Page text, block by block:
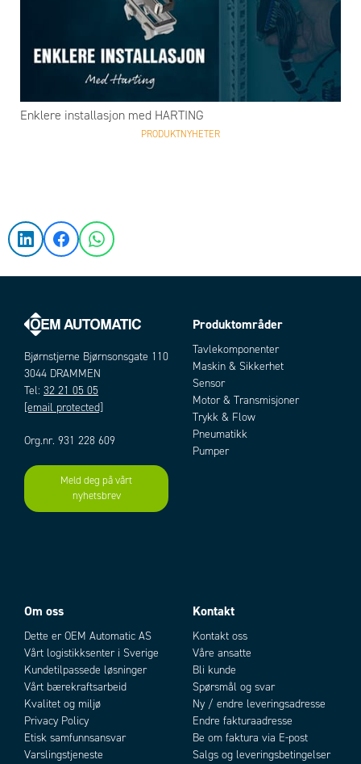
Enklere installasjon med HARTING
PRODUKTNYHETER
Bjørnstjerne Bjørnsonsgate 110
3044 DRAMMEN
Tel: 32 21 05 05
[email protected]
Org.nr. 931 228 609
Meld deg på vårt
nyhetsbrev
Produktområder
Tavlekomponenter
Maskin & Sikkerhet
Sensor
Motor & Transmisjoner
Trykk & Flow
Pneumatikk
Pumper
Om oss
Dette er OEM Automatic AS
Vårt logistikksenter i Sverige
Kundetilpassede løsninger
Vårt bærekraftsarbeid
Kvalitet og miljø
Privacy Policy
Etisk samfunnsansvar
Varslingstjeneste
Kontakt
Kontakt oss
Våre ansatte
Bli kunde
Spørsmål og svar
Ny / endre leveringsadresse
Endre fakturaadresse
Be om faktura via E-post
Salgs og leveringsbetingelser